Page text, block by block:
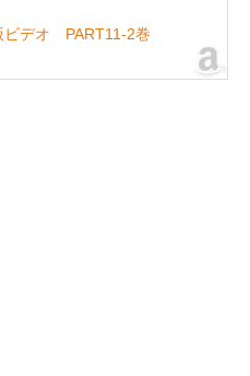
ビデオ PART11-2巻